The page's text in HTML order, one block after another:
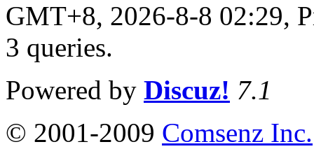
GMT+8, 2026-8-8 02:29,
3 queries.
Powered by Discuz! 7.1
© 2001-2009 Comsenz Inc.